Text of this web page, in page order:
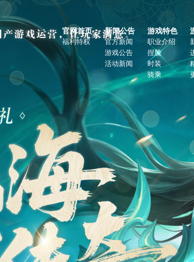
官网首页
福利特权
新闻公告
官方新闻
游戏公告
活动新闻
游戏特色
职业介绍
捏脸
时装
骑乘